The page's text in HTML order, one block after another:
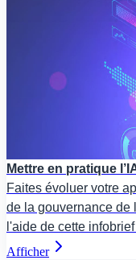
Mettre en pratique
Faites évoluer votre
de la gouvernance de
l'aide de cette
Afficher